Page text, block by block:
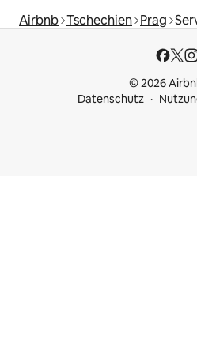
Airbnb Tschechien Prag
© 2026
Datenschutz